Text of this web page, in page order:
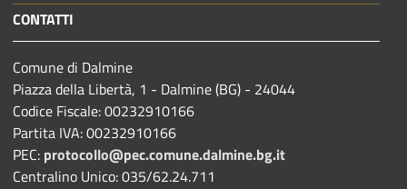
CONTATTI
Comune di Dalmine
Piazza della Libertà, 1 - Dalmine (BG) - 24044
Codice Fiscale: 00232910166
Partita IVA: 00232910166
PEC: protocollo@pec.comune.dalmine.bg.it
Centralino Unico: 035/62.24.711